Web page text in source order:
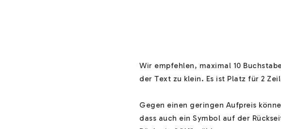
Wir empfehlen, maximal 10
der Text zu klein. Es ist Platz für 2
Gegen einen geringen Aufpreis
dass auch ein Symbol auf der